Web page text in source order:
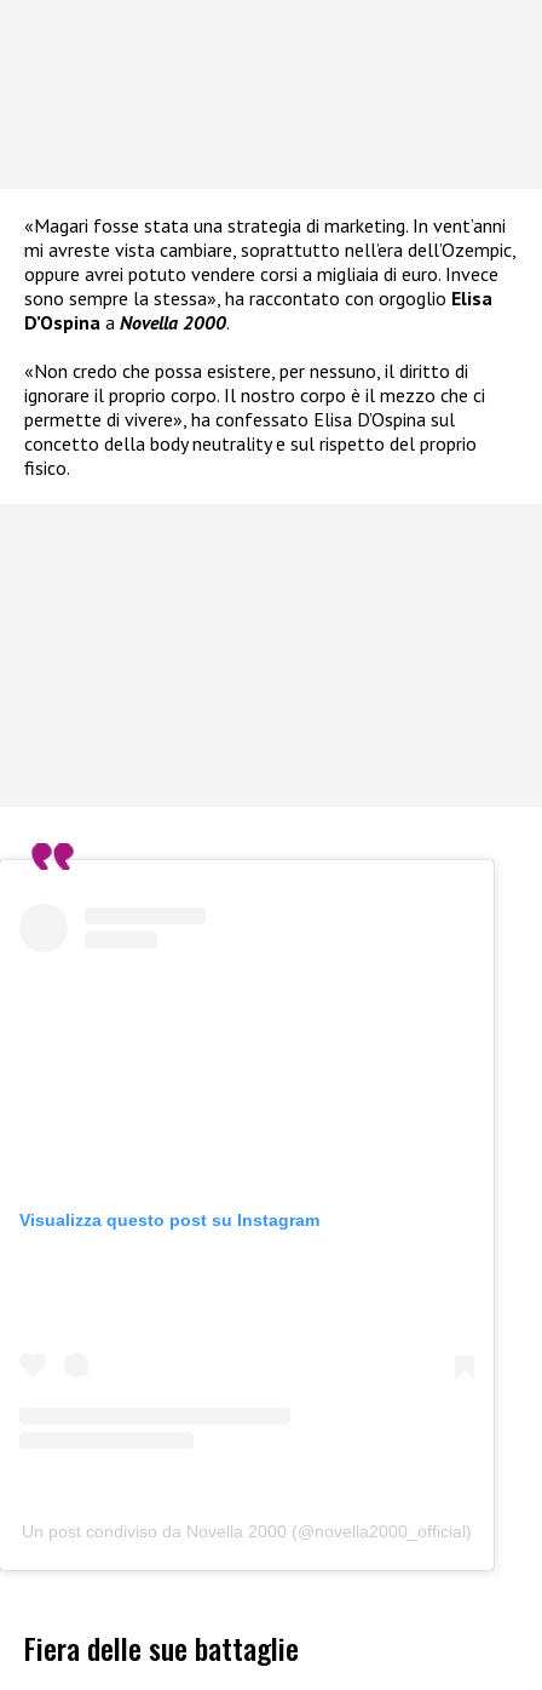
«Magari fosse stata una strategia di marketing. In vent’anni
mi avreste vista cambiare, soprattutto nell’era dell’Ozempic,
oppure avrei potuto vendere corsi a migliaia di euro. Invece
sono sempre la stessa», ha raccontato con orgoglio Elisa
D’Ospina a Novella 2000.
«Non credo che possa esistere, per nessuno, il diritto di
ignorare il proprio corpo. Il nostro corpo è il mezzo che ci
permette di vivere», ha confessato Elisa D’Ospina sul
concetto della body neutrality e sul rispetto del proprio
fisico.
Visualizza questo post su Instagram
Un post condiviso da Novella 2000 (@novella2000_official)
Fiera delle sue battaglie